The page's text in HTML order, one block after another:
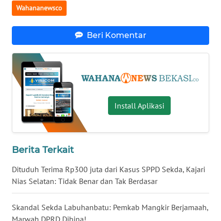
Wahananewsco
Beri Komentar
Install Aplikasi
Berita Terkait
Dituduh Terima Rp300 juta dari Kasus SPPD Sekda, Kajari
Nias Selatan: Tidak Benar dan Tak Berdasar
Skandal Sekda Labuhanbatu: Pemkab Mangkir Berjamaah,
WN
KALSEL
WN
KALTIM
WN
WN
GORONTALO
WN
SULUT